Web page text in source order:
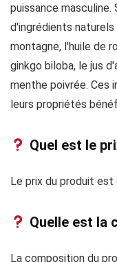
puissance
d'ingrédients
montagne, l'huile de
ginkgo biloba, le jus
menthe poivrée. Ces
leurs propriétés
Quel est le
Le prix du produit est
Quelle est la
La composition du